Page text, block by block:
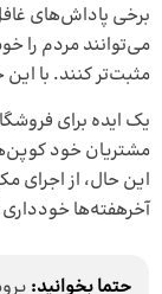
برخی پاداش‌های
می‌توانند مردم را
مثبت‌تر کنند. با
یک ایده برای
مشتریان خود
این حال، از اجرای
آخرهفته‌ها
حتما بخوانید: